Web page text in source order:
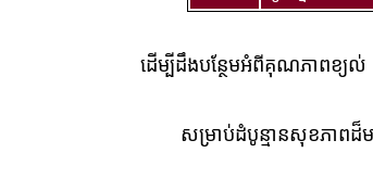
ដើម្បីដឹងបន្ថែមអំពីគុណភាពខ្យ
សម្រាប់ដំបូន្មានសុខភាព